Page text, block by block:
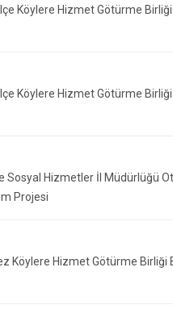
Köylere Hizmet Götürme Birliği
Köylere Hizmet Götürme Birliği
Sosyal Hizmetler İl Müdürlüğü
Projesi
Köylere Hizmet Götürme Birliği